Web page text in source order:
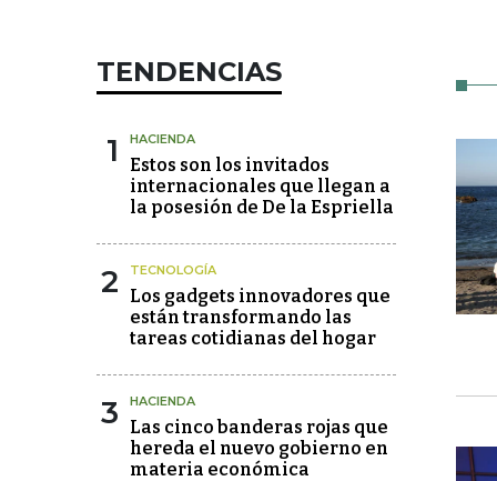
TENDENCIAS
1 HACIENDA
Estos son los invitados
internacionales que llegan a
la posesión de De la Espriella
2 TECNOLOGÍA
Los gadgets innovadores que
están transformando las
tareas cotidianas del hogar
3 HACIENDA
Las cinco banderas rojas que
hereda el nuevo gobierno en
materia económica